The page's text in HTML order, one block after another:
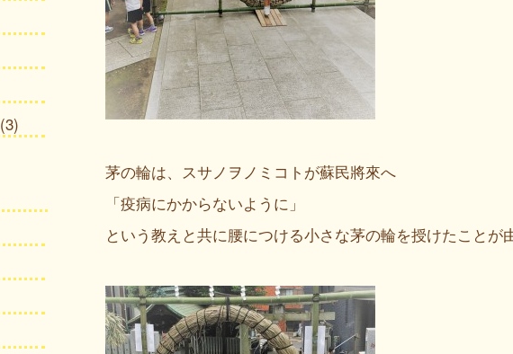
茅の輪は、スサノヲノミコトが蘇民將來へ
「疫病にかからないように」
という教えと共に腰につける小さな茅の輪を授けたことが
(3)